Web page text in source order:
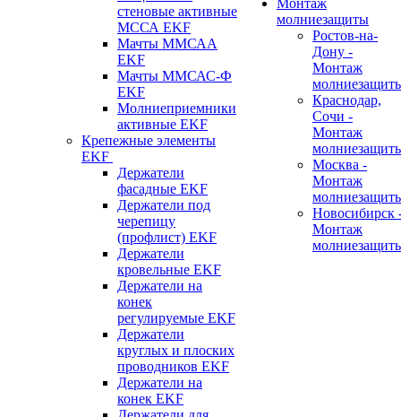
стеновые активные
МССА EKF
Мачты ММСАА
EKF
Мачты ММСАС-Ф
EKF
Молниеприемники
активные EKF
Крепежные элементы
EKF
Держатели
фасадные EKF
Держатели под
черепицу
(профлист) EKF
Держатели
кровельные EKF
Держатели на
конек
регулируемые EKF
Держатели
круглых и плоских
проводников EKF
Держатели на
конек EKF
Монтаж
молниезащиты
Ростов-на-
Дону -
Монтаж
Краснодар,
Сочи -
Монтаж
Москва -
Монтаж
Новосибирск
Монтаж